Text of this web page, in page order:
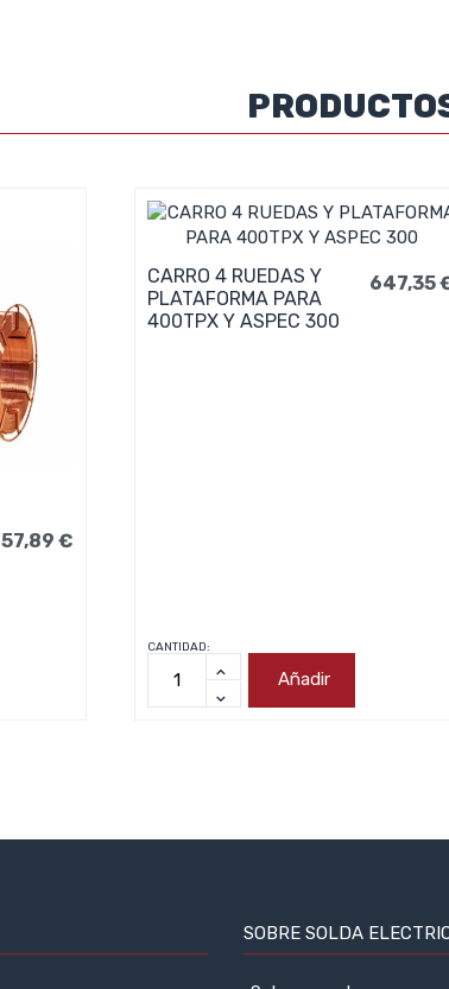
57,89 €
CARRO 4 RUEDAS Y
PLATAFORMA PARA
400TPX Y ASPEC 300
647,35
CANTIDAD:
Añadir
SOBRE SOLDA